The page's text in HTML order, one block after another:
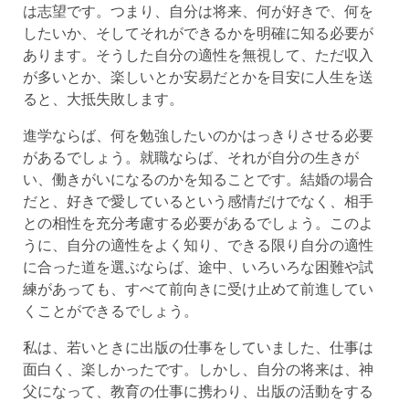
は志望です。つまり、自分は将来、何が好きで、何を
したいか、そしてそれができるかを明確に知る必要が
あります。そうした自分の適性を無視して、ただ収入
が多いとか、楽しいとか安易だとかを目安に人生を送
ると、大抵失敗します。
進学ならば、何を勉強したいのかはっきりさせる必要
があるでしょう。就職ならば、それが自分の生きが
い、働きがいになるのかを知ることです。結婚の場合
だと、好きで愛しているという感情だけでなく、相手
との相性を充分考慮する必要があるでしょう。このよ
うに、自分の適性をよく知り、できる限り自分の適性
に合った道を選ぶならば、途中、いろいろな困難や試
練があっても、すべて前向きに受け止めて前進してい
くことができるでしょう。
私は、若いときに出版の仕事をしていました、仕事は
面白く、楽しかったです。しかし、自分の将来は、神
父になって、教育の仕事に携わり、出版の活動をする